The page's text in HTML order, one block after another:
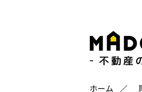
ホーム